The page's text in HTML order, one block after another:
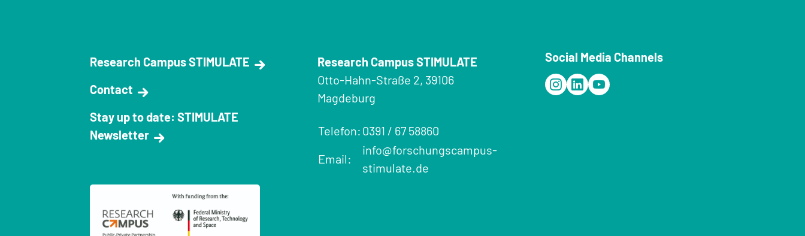
Research Campus STIMULATE
Contact
Stay up to date: STIMULATE
Newsletter
Social Media Channels
Research Campus STIMULATE
Otto-Hahn-Straße 2, 39106
Magdeburg
Telefon: 0391 / 67 58860
Email:
info@forschungscampus-
stimulate.de